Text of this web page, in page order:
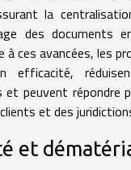
la
des documents
à ces avancées, les
efficacité,
et peuvent répondre
et des
et